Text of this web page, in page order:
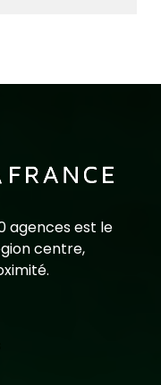
agences est le
centre,